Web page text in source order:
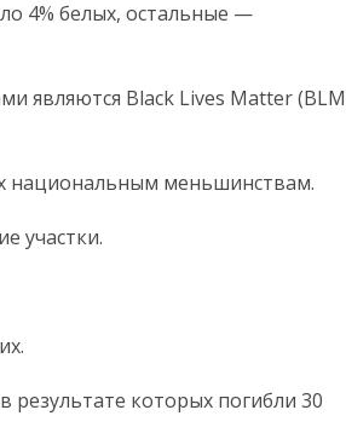
4% белых, остальные —
являются Black Lives Matter
национальным меньшинствам.
участки.
которых погибли 30